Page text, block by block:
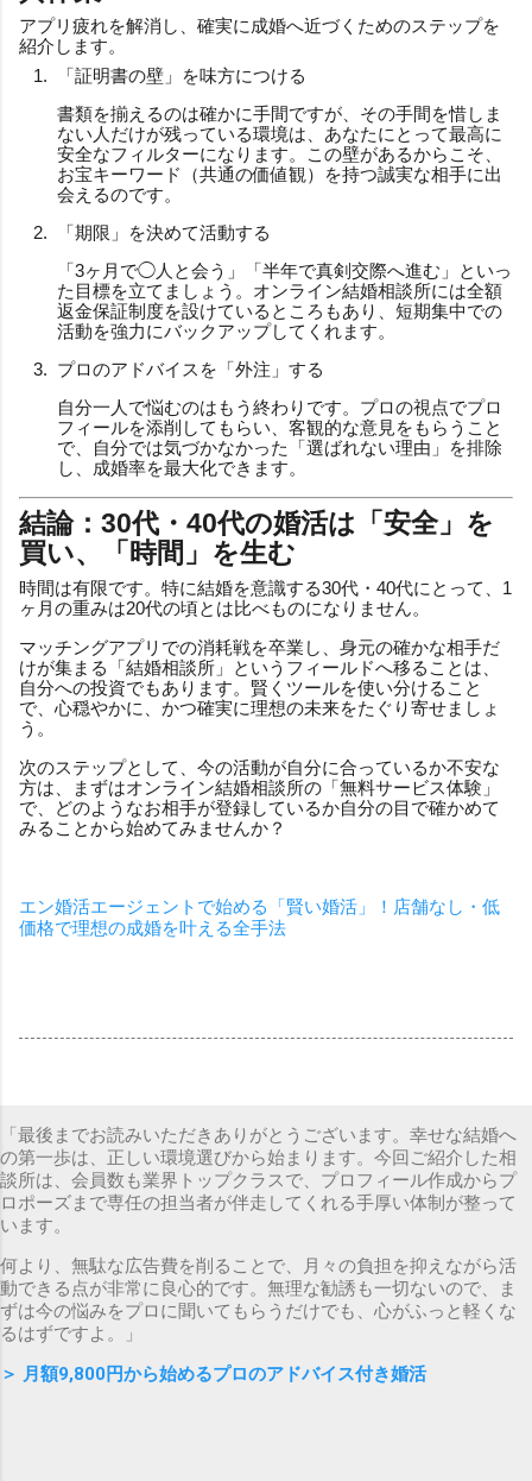
アプリ疲れを解消し、確実に成婚へ近づくためのステップを
紹介します。
「証明書の壁」を味方につける
書類を揃えるのは確かに手間ですが、その手間を惜しま
ない人だけが残っている環境は、あなたにとって最高に
安全なフィルターになります。この壁があるからこそ、
お宝キーワード（共通の価値観）を持つ誠実な相手に出
会えるのです。
「期限」を決めて活動する
「3ヶ月で◯人と会う」「半年で真剣交際へ進む」といっ
た目標を立てましょう。オンライン結婚相談所には全額
返金保証制度を設けているところもあり、短期集中での
活動を強力にバックアップしてくれます。
プロのアドバイスを「外注」する
自分一人で悩むのはもう終わりです。プロの視点でプロ
フィールを添削してもらい、客観的な意見をもらうこと
で、自分では気づかなかった「選ばれない理由」を排除
し、成婚率を最大化できます。
結論：30代・40代の婚活は「安全」を
買い、「時間」を生む
時間は有限です。特に結婚を意識する30代・40代にとって、1
ヶ月の重みは20代の頃とは比べものになりません。
マッチングアプリでの消耗戦を卒業し、身元の確かな相手だ
けが集まる「結婚相談所」というフィールドへ移ることは、
自分への投資でもあります。賢くツールを使い分けること
で、心穏やかに、かつ確実に理想の未来をたぐり寄せましょ
う。
次のステップとして、今の活動が自分に合っているか不安な
方は、まずはオンライン結婚相談所の「無料サービス体験」
で、どのようなお相手が登録しているか自分の目で確かめて
みることから始めてみませんか？
エン婚活エージェントで始める「賢い婚活」！店舗なし・低
価格で理想の成婚を叶える全手法
「最後までお読みいただきありがとうございます。幸せな結婚へ
の第一歩は、正しい環境選びから始まります。今回ご紹介した相
談所は、会員数も業界トップクラスで、プロフィール作成からプ
ロポーズまで専任の担当者が伴走してくれる手厚い体制が整って
います。
何より、無駄な広告費を削ることで、月々の負担を抑えながら活
動できる点が非常に良心的です。無理な勧誘も一切ないので、ま
ずは今の悩みをプロに聞いてもらうだけでも、心がふっと軽くな
るはずですよ。」
＞ 月額9,800円から始めるプロのアドバイス付き婚活